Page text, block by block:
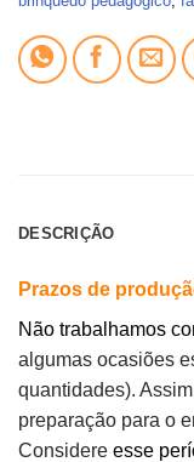
DESCRIÇÃO
Prazos de
Não trabalhamos
algumas ocasiões
quantidades).
preparação para o
Considere esse